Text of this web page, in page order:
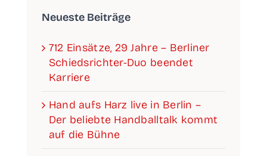
Neu­es­te Beiträge
712 Ein­sät­ze, 29 Jah­re – Ber­li­ner
Schieds­­­rich­­­ter-Duo been­det
Karriere
Hand aufs Harz live in Ber­lin –
Der belieb­te Hand­ball­talk kommt
auf die Bühne